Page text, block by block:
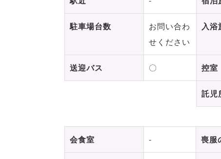
駐車場台数
お問い合わ
せください
入浴
送迎バス 〇 控室
託児
会食室 - 喪服